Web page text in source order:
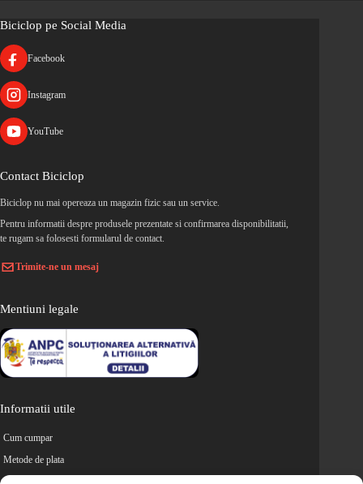
Biciclop pe Social Media
Facebook
Instagram
YouTube
Contact Biciclop
Biciclop nu mai opereaza un magazin fizic sau un service.
Pentru informatii despre produsele prezentate si confirmarea disponibilitatii,
te rugam sa folosesti formularul de contact.
Trimite-ne un mesaj
Mentiuni legale
Informatii utile
Cum cumpar
Metode de plata